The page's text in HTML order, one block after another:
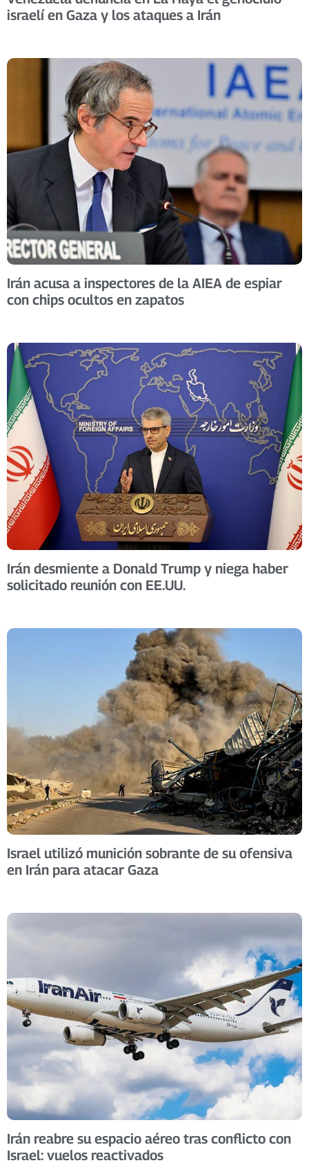
israelí en Gaza y los ataques a Irán
Irán acusa a inspectores de la AIEA de espiar
con chips ocultos en zapatos
Irán desmiente a Donald Trump y niega haber
solicitado reunión con EE.UU.
Israel utilizó munición sobrante de su ofensiva
en Irán para atacar Gaza
Irán reabre su espacio aéreo tras conflicto con
Israel: vuelos reactivados